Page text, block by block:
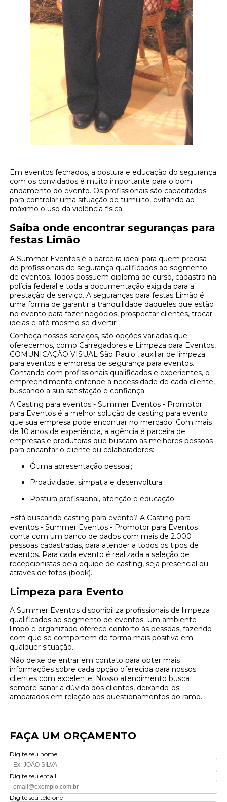
Em eventos fechados, a postura e educação do segurança
com os convidados é muito importante para o bom
andamento do evento. Os profissionais são capacitados
para controlar uma situação de tumulto, evitando ao
máximo o uso da violência física.
Saiba onde encontrar seguranças para
festas Limão
A Summer Eventos é a parceira ideal para quem precisa
de profissionais de segurança qualificados ao segmento
de eventos. Todos possuem diploma de curso, cadastro na
polícia federal e toda a documentação exigida para a
prestação de serviço. A seguranças para festas Limão é
uma forma de garantir a tranquilidade daqueles que estão
no evento para fazer negócios, prospectar clientes, trocar
ideias e até mesmo se divertir!
Conheça nossos serviços, são opções variadas que
oferecemos, como Carregadores e Limpeza para Eventos,
COMUNICAÇÃO VISUAL São Paulo , auxiliar de limpeza
para eventos e empresa de segurança para eventos.
Contando com profissionais qualificados e experientes, o
empreendimento entende a necessidade de cada cliente,
buscando a sua satisfação e confiança.
A Casting para eventos - Summer Eventos - Promotor
para Eventos é a melhor solução de casting para evento
que sua empresa pode encontrar no mercado. Com mais
de 10 anos de experiência, a agência é parceira de
empresas e produtoras que buscam as melhores pessoas
para encantar o cliente ou colaboradores:
Ótima apresentação pessoal;
Proatividade, simpatia e desenvoltura;
Postura profissional, atenção e educação.
Está buscando casting para evento? A Casting para
eventos - Summer Eventos - Promotor para Eventos
conta com um banco de dados com mais de 2.000
pessoas cadastradas, para atender a todos os tipos de
eventos. Para cada evento é realizada a seleção de
recepcionistas pela equipe de casting, seja presencial ou
através de fotos (book).
Limpeza para Evento
A Summer Eventos disponibiliza profissionais de limpeza
qualificados ao segmento de eventos. Um ambiente
limpo e organizado oferece conforto às pessoas, fazendo
com que se comportem de forma mais positiva em
qualquer situação.
Não deixe de entrar em contato para obter mais
informações sobre cada opção oferecida para nossos
clientes com excelente. Nosso atendimento busca
sempre sanar a dúvida dos clientes, deixando-os
amparados em relação aos questionamentos do ramo.
FAÇA UM ORÇAMENTO
Digite seu nome
Digite seu email
Digite seu telefone